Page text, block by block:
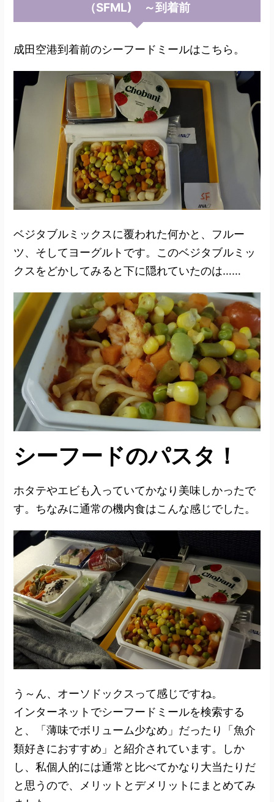
（SFML) ～到着前
成田空港到着前のシーフードミールはこちら。
ベジタブルミックスに覆われた何かと、フルー
ツ、そしてヨーグルトです。このベジタブルミッ
クスをどかしてみると下に隠れていたのは……
シーフードのパスタ！
ホタテやエビも入っていてかなり美味しかったで
す。ちなみに通常の機内食はこんな感じでした。
う～ん、オーソドックスって感じですね。
インターネットでシーフードミールを検索する
と、「薄味でボリューム少なめ」だったり「魚介
類好きにおすすめ」と紹介されています。しか
し、私個人的には通常と比べてかなり大当たりだ
と思うので、メリットとデメリットにまとめてみ